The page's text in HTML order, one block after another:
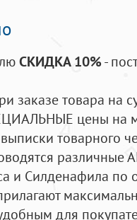
СКИДКА 10%-
заказе товара на
цены на
товарного
и Силденафила по
для